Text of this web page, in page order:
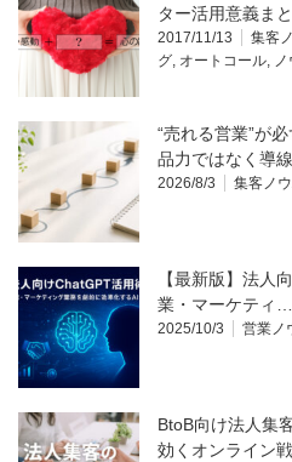
ター活用意義ま
2017/11/13 集客
グ, オートコール,
“売れる営業”が
品力ではなく導
2026/8/3 集客ノ
【最新版】法人
業・マーケティ…
2025/10/3 営業ノ
BtoB向け法人集
効くオンライン